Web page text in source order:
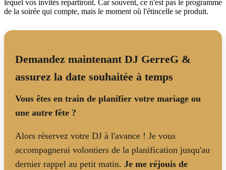
lequel vos invités repartiront. Car souvent, ce n'est pas le programme
de la soirée qui compte, mais le moment où l'étincelle se produit.
Demandez maintenant DJ GerreG &
assurez la date souhaitée à temps
Vous êtes en train de planifier votre mariage ou
une autre fête ?
Alors réservez votre DJ à l'avance ! Je vous
accompagnerai volontiers de la planification jusqu'au
dernier rappel au petit matin. Je me réjouis de